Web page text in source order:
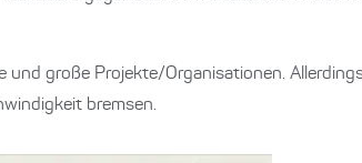
und große Projekte/Organisationen.
bremsen.